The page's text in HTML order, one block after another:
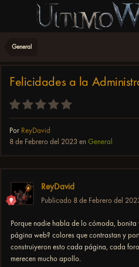
General
Felicidades a la
Por ReyDavid
8 de Febrero del 2023 en General
ReyDavid
Publicado 8 de Febrero del
Porque nadie habla de lo cómoda,
página web? colores que contrastan y
construiyeron esto cada página, cada
merecen mucho apollo.